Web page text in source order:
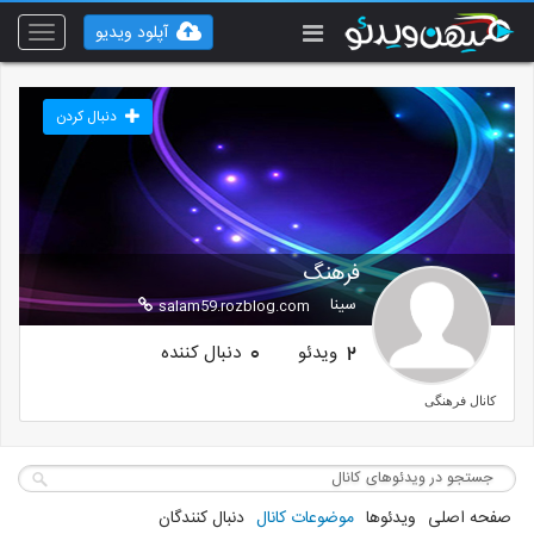
Toggle
آپلود ویدیو
فرهنگ
سینا salam59.rozblog.com
دنبال کردن
2 ویدئو 0 دنبال کننده
کانال فرهنگی
صفحه اصلی ویدئوها موضوعات کانال دنبال کنندگان